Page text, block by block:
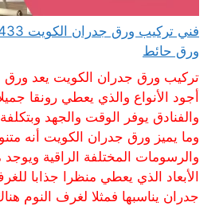
ورق حائط
تركيب ورق جدران الكويت يعد
أجود الأنواع والذي يعطي رونقا
والفنادق يوفر الوقت والجهد
وما يميز ورق جدران الكويت أنه
والرسومات المختلفة الراقية ويوجد
الأبعاد الذي يعطي منظرا جذابا
جدران يناسبها فمثلا لغرف النوم